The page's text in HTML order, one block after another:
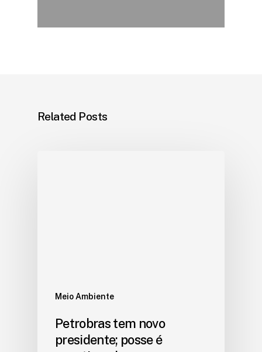
Related Posts
Meio Ambiente
Petrobras tem novo
presidente; posse é